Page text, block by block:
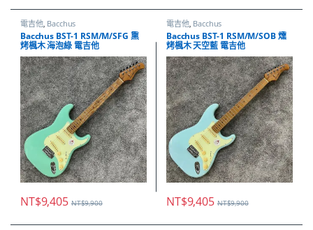
電吉他, Bacchus
Bacchus BST-1 RSM/M/SFG 熏
烤楓木 海泡綠 電吉他
NT$9,405 NT$9,900
電吉他, Bacchus
Bacchus BST-1 RSM/M/SOB 燻
烤楓木 天空藍 電吉他
NT$9,405 NT$9,900